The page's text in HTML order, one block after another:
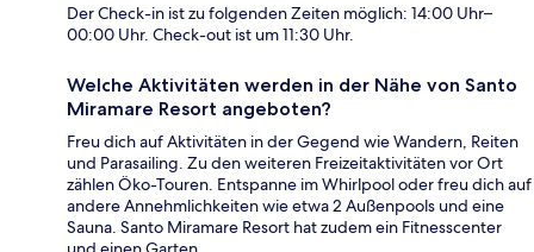
Der Check-in ist zu folgenden Zeiten möglich: 14:00 Uhr–
00:00 Uhr. Check-out ist um 11:30 Uhr.
Welche Aktivitäten werden in der Nähe von Santo
Miramare Resort angeboten?
Freu dich auf Aktivitäten in der Gegend wie Wandern, Reiten
und Parasailing. Zu den weiteren Freizeitaktivitäten vor Ort
zählen Öko-Touren. Entspanne im Whirlpool oder freu dich auf
andere Annehmlichkeiten wie etwa 2 Außenpools und eine
Sauna. Santo Miramare Resort hat zudem ein Fitnesscenter